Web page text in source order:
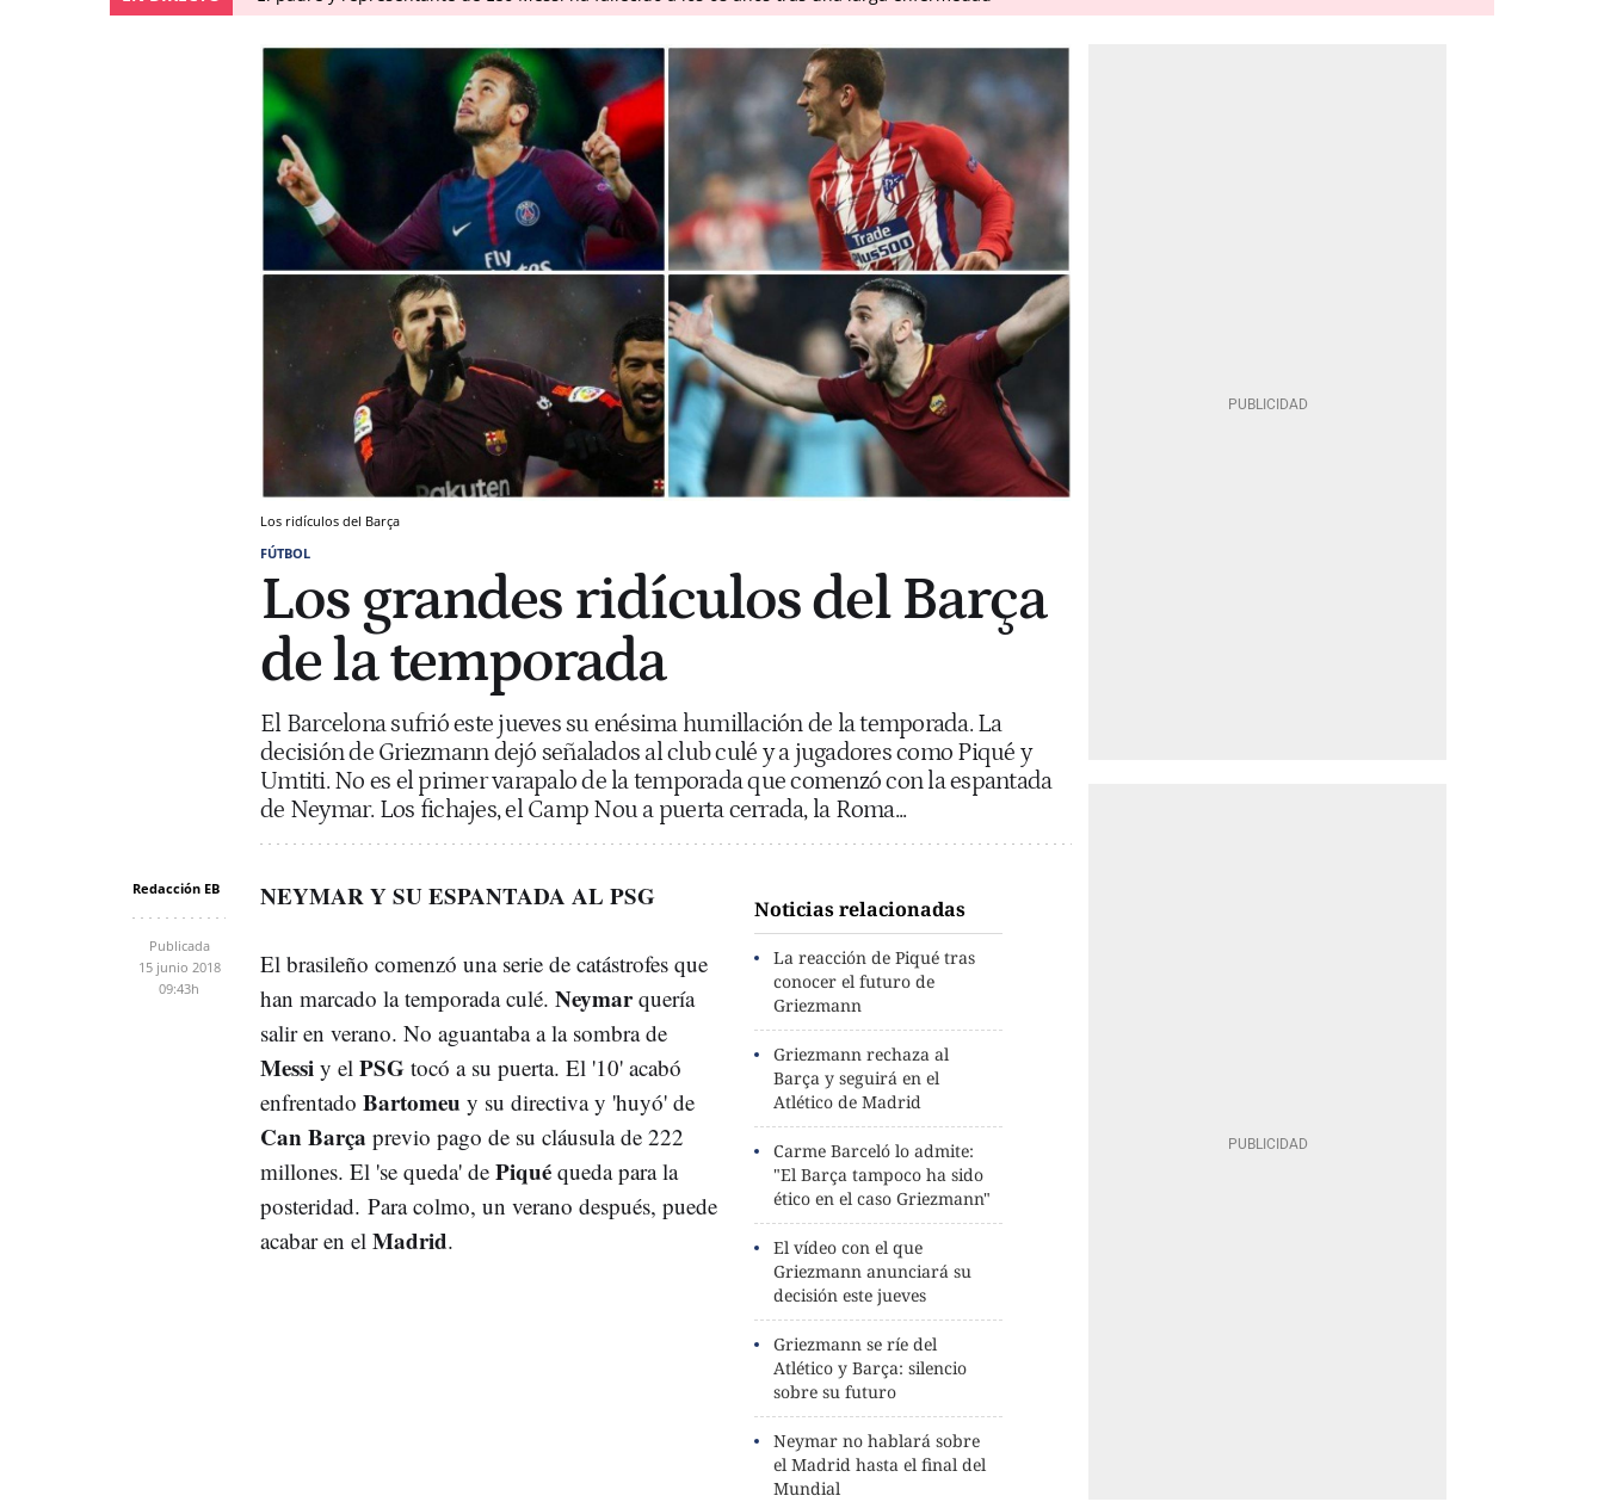
Los ridículos del Barça
FÚTBOL
Los grandes ridículos del Barça
de la temporada
El Barcelona sufrió este jueves su enésima humillación de la temporada. La
decisión de Griezmann dejó señalados al club culé y a jugadores como Piqué y
Umtiti. No es el primer varapalo de la temporada que comenzó con la espantada
de Neymar. Los fichajes, el Camp Nou a puerta cerrada, la Roma...
Redacción EB
Publicada
15 junio 2018
09:43h
Noticias relacionadas
La reacción de Piqué tras
conocer el futuro de
Griezmann
Griezmann rechaza al
Barça y seguirá en el
Atlético de Madrid
Carme Barceló lo admite:
"El Barça tampoco ha sido
ético en el caso Griezmann"
El vídeo con el que
Griezmann anunciará su
decisión este jueves
Griezmann se ríe del
Atlético y Barça: silencio
sobre su futuro
Neymar no hablará sobre
el Madrid hasta el final del
Mundial
NEYMAR Y SU ESPANTADA AL PSG
El brasileño comenzó una serie de catástrofes que
han marcado la temporada culé. Neymarquería
salir en verano. No aguantaba a la sombra de
Messi y el PSG tocó a su puerta. El '10' acabó
enfrentado Bartomeu y su directiva y 'huyó' de
Can Barça previo pago de su cláusula de 222
millones. El 'se queda' de Piqué queda para la
posteridad. Para colmo, un verano después, puede
acabar en el Madrid.